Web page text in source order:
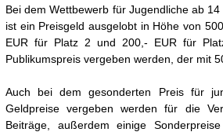
Bei dem Wettbewerb für Jugendliche ab
ist ein Preisgeld ausgelobt in Höhe von
EUR für Platz 2 und 200,- EUR für
Publikumspreis vergeben werden, der mit
Auch bei dem gesonderten Preis für
Geldpreise vergeben werden für die
Beiträge, außerdem einige